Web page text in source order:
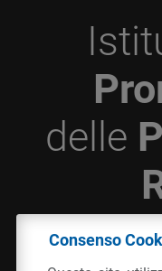
delle
Consenso